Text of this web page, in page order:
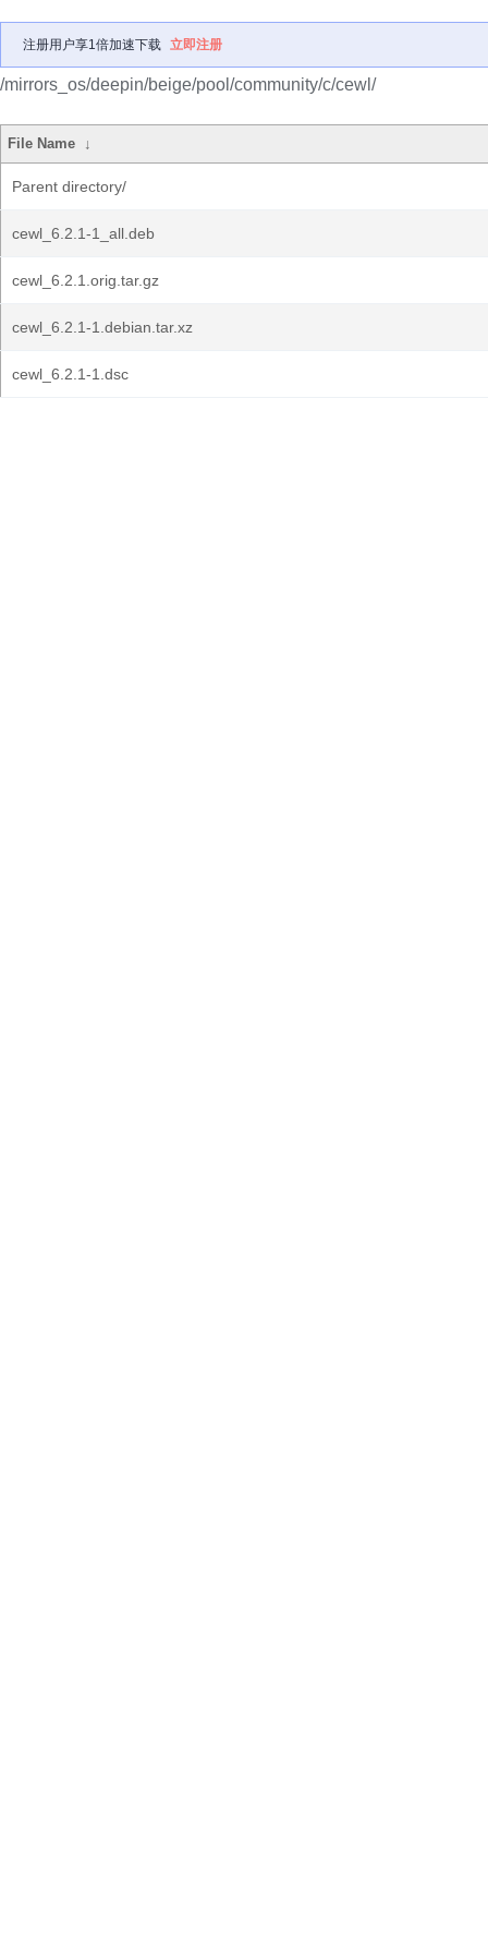
注册用户享1倍加速下载 立即注册
/mirrors_os/deepin/beige/pool/community/c/cewl/
File Name ↓
Parent directory/
cewl_6.2.1-1_all.deb
cewl_6.2.1.orig.tar.gz
cewl_6.2.1-1.debian.tar.xz
cewl_6.2.1-1.dsc